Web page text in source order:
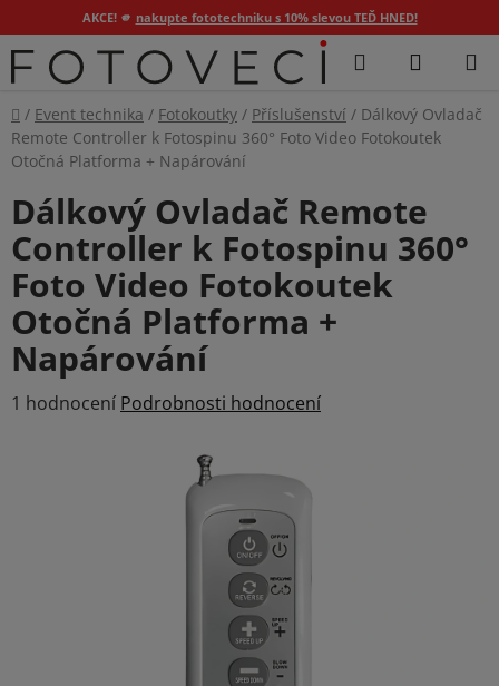
AKCE! 🫵 nakupte fototechniku s 10% slevou TEĎ HNED!
Přejít
na
Hledat
Domů
/ Event technika / Fotokoutky / Příslušenství / Dálkový Ovladač
Remote Controller k Fotospinu 360° Foto Video Fotokoutek
Otočná Platforma + Napárování
Dálkový Ovladač Remote
Controller k Fotospinu 360°
Foto Video Fotokoutek
Otočná Platforma +
Napárování
Průměrné
1 hodnocení Podrobnosti hodnocení